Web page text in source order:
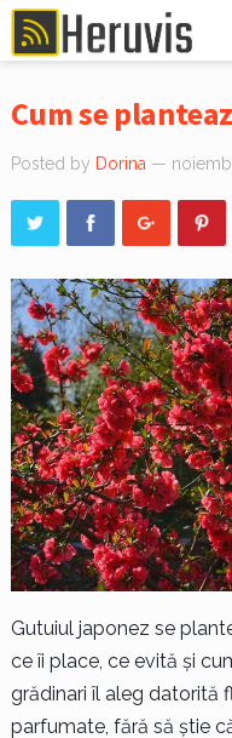
Cum se
Posted by Dorina —
Gutuiul japonez se
ce îi place, ce evită și
grădinari îl aleg datorită
parfumate, fără să știe